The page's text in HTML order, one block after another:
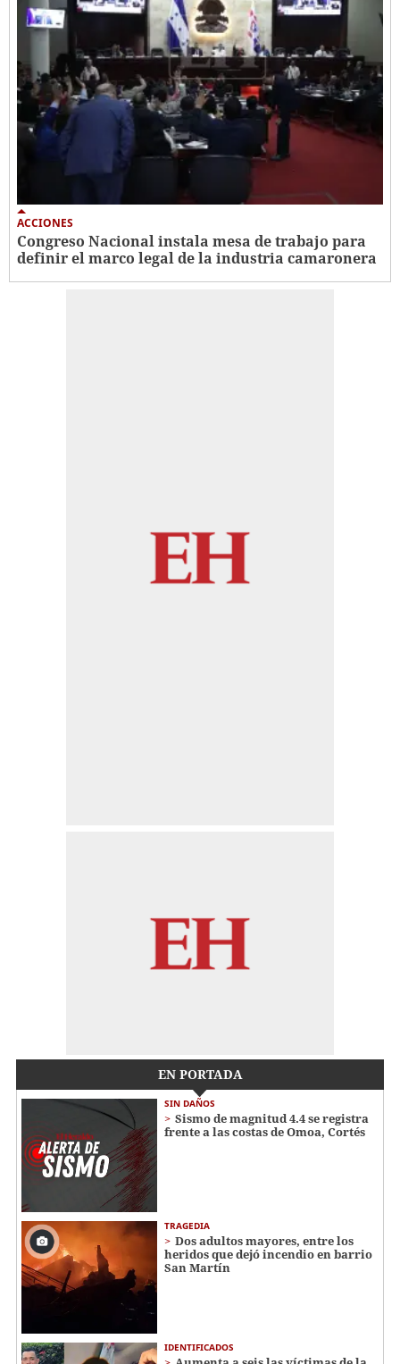
ACCIONES
Congreso Nacional instala mesa de trabajo para
definir el marco legal de la industria camaronera
EN PORTADA
SIN DAÑOS
Sismo de magnitud 4.4 se registra
frente a las costas de Omoa, Cortés
TRAGEDIA
Dos adultos mayores, entre los
heridos que dejó incendio en barrio
San Martín
IDENTIFICADOS